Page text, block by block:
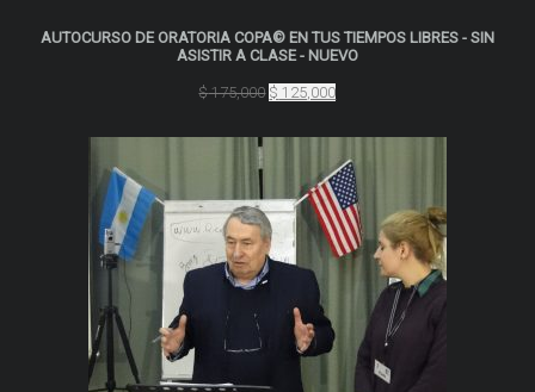
AUTOCURSO DE ORATORIA COPA© EN TUS TIEMPOS LIBRES - SIN
ASISTIR A CLASE - NUEVO
$175,000 El
original
$ 175,000.
$ 125,000El
actual
es:
$ 125,000.